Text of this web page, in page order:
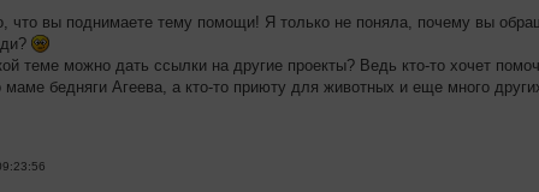
что вы поднимаете тему помощи! Я только не поняла, почему вы
теме можно дать ссылки на другие проекты? Ведь кто-то хочет
маме бедняги Агеева, а кто-то приюту для животных и еще много